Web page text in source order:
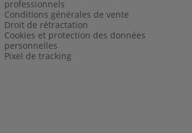
professionnels
Conditions générales de vente
Droit de rétractation
Cookies et protection des données
personnelles
Pixel de tracking